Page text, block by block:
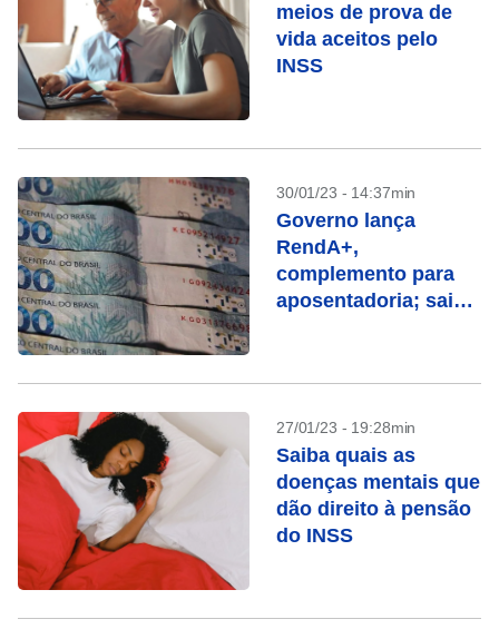
meios de prova de
vida aceitos pelo
INSS
30/01/23 - 14:37min
Governo lança
RendA+,
complemento para
aposentadoria; saiba
27/01/23 - 19:28min
Saiba quais as
doenças mentais que
dão direito à pensão
do INSS